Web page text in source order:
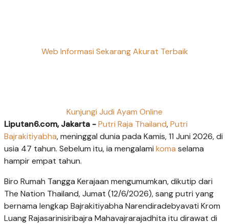
Web Informasi Sekarang Akurat Terbaik
Kunjungi Judi Ayam Online
Liputan6.com, Jakarta -Putri Raja Thailand,Putri
Bajrakitiyabha, meninggal dunia pada Kamis, 11 Juni 2026, di
usia 47 tahun. Sebelum itu, ia mengalami koma selama
hampir empat tahun.
Biro Rumah Tangga Kerajaan mengumumkan, dikutip dari
The Nation Thailand, Jumat (12/6/2026), sang putri yang
bernama lengkap Bajrakitiyabha Narendiradebyavati Krom
Luang Rajasarinisiribajra Mahavajrarajadhita itu dirawat di